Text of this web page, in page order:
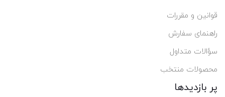
قوانین و مقررات
راهنمای سفارش
سؤالات متداول
محصولات منتخب
پر بازدیدها